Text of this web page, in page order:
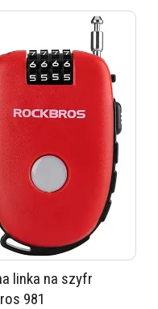
linka na szyfr
981